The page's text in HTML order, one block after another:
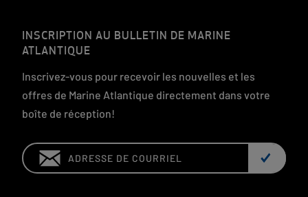
INSCRIPTION AU BULLETIN DE MARINE
ATLANTIQUE
Inscrivez-vous pour recevoir les nouvelles et les
offres de Marine Atlantique directement dans votre
boîte de réception!
Email: